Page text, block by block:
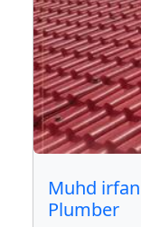
Muhd
Plumber